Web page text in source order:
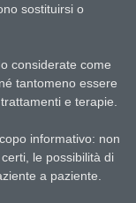
sostituirsi o
considerate come
tantomeno essere
e terapie.
informativo: non
le possibilità di
a paziente.